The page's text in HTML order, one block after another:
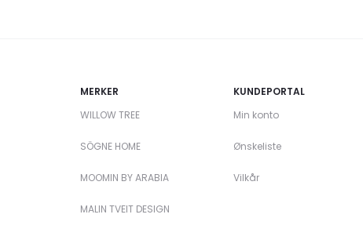
MERKER
WILLOW TREE
SÖGNE HOME
MOOMIN BY ARABIA
MALIN TVEIT DESIGN
KUNDEPORTAL
Min konto
Ønskeliste
Vilkår